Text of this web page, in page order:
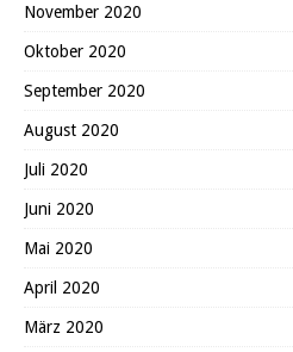
November 2020
Oktober 2020
September 2020
August 2020
Juli 2020
Juni 2020
Mai 2020
April 2020
März 2020